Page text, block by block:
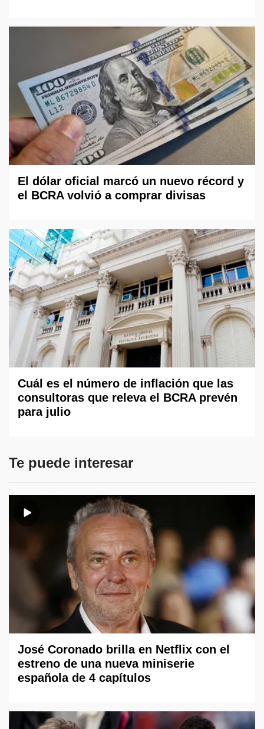
El dólar oficial marcó un nuevo récord y
el BCRA volvió a comprar divisas
Cuál es el número de inflación que las
consultoras que releva el BCRA prevén
para julio
Te puede interesar
José Coronado brilla en Netflix con el
estreno de una nueva miniserie
española de 4 capítulos